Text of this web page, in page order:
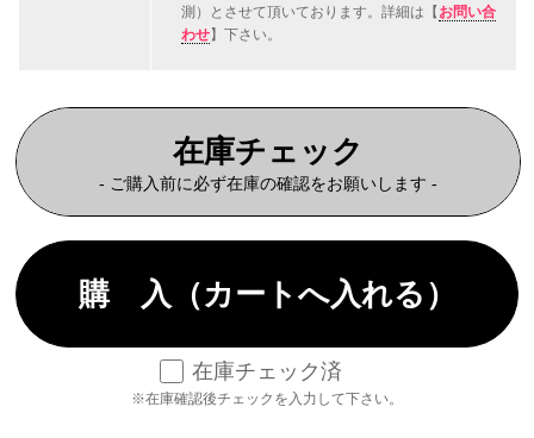
測）とさせて頂いております。詳細は【 お問い合
わせ】下さい。
在庫チェック
- ご購入前に必ず在庫の確認をお願いします -
在庫チェック済
※在庫確認後チェックを入力して下さい。